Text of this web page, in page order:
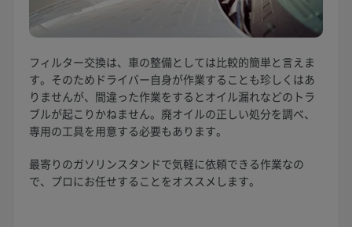
フィルター交換は、車の整備としては比較的簡単と言えま
す。そのためドライバー自身が作業することも珍しくはあ
りませんが、間違った作業をするとオイル漏れなどのトラ
ブルが起こりかねません。廃オイルの正しい処分を調べ、
専用の工具を用意する必要もあります。
最寄りのガソリンスタンドで気軽に依頼できる作業なの
で、プロにお任せすることをオススメします。